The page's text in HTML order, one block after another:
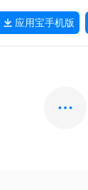
应用宝手机版